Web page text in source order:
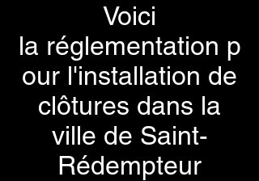
Voici
la réglementation p
our l'installation de
clôtures dans la
ville de Saint-
Rédempteur